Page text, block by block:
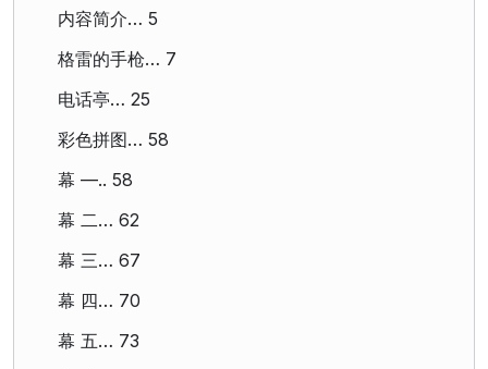
内容简介… 5
格雷的手枪… 7
电话亭… 25
彩色拼图… 58
幕 —.. 58
幕 二… 62
幕 三… 67
幕 四… 70
幕 五… 73